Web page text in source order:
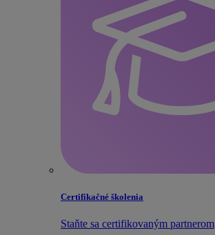
Certifikačné školenia
Staňte sa certifikovaným partnerom